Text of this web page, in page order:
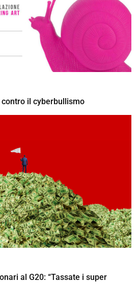
il cyberbullismo
al G20: “Tassate i super